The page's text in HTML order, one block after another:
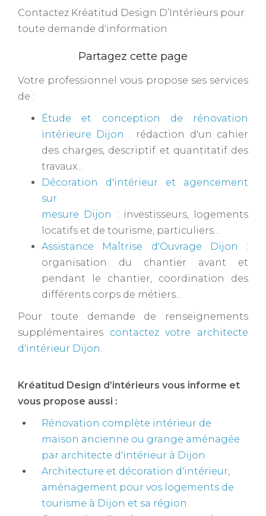
Contactez Kréatitud Design D’Intérieurs pour
toute demande d'information
Votre professionnel vous propose ses services
de :
Étude et conception de rénovation
intérieure Dijon
: rédaction d'un cahier
des charges, descriptif et quantitatif des
travaux...
Décoration d'intérieur et agencement
sur
mesure Dijon
: investisseurs, logements
locatifs et de tourisme, particuliers...
Assistance Maîtrise d'Ouvrage Dijon :
organisation du chantier avant et
pendant le chantier, coordination des
différents corps de métiers...
Pour toute demande de renseignements
supplémentaires contactez votre architecte
d'intérieur Dijon.
Kréatitud Design d’intérieurs vous informe et
vous propose aussi :
Rénovation complète intérieur de
maison ancienne ou grange aménagée
par architecte d'intérieur à Dijon
Architecture et décoration d'intérieur,
aménagement pour vos logements de
tourisme à Dijon et sa région